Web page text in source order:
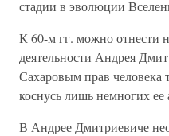
стадии в эволюции
К 60-м гг. можно отнести
деятельности Андрея
Сахаровым прав человека
коснусь лишь немногих ее
В Андрее Дмитриевиче